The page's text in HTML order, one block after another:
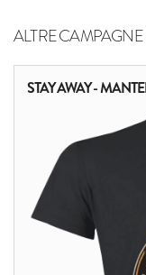
ALTRE
STAY AWAY -